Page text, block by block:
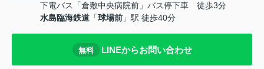
下電バス「倉敷中央病院前」バス停下車 徒歩3分
水島臨海鉄道 「球場前 」駅 徒歩40分
無料 LINEからお問い合わせ